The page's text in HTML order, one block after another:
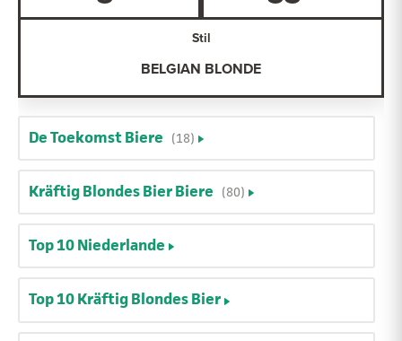
Stil
BELGIAN BLONDE
De Toekomst Biere (18)
Kräftig Blondes Bier Biere (80)
Top 10 Niederlande
Top 10 Kräftig Blondes Bier